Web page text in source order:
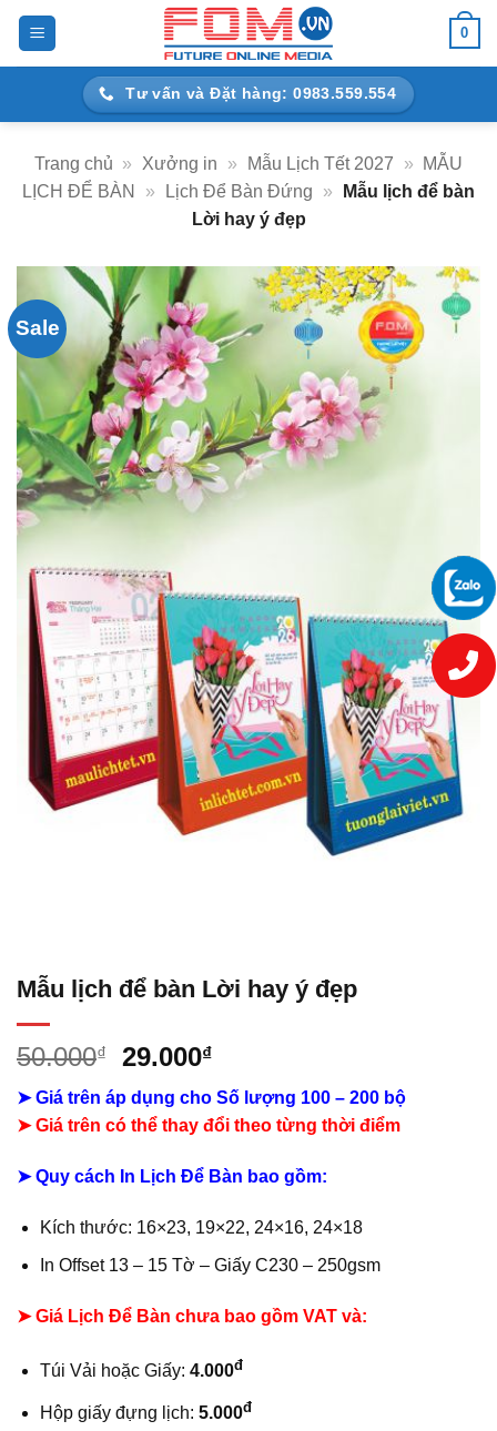
Bỏ
nội
0
Tư vấn và Đặt hàng: 0983.559.554
Trang chủ » Xưởng in » Mẫu Lịch Tết 2027 »
MẪU
LỊCH ĐỂ BÀN
» Lịch Để Bàn Đứng »
Mẫu lịch để bàn
Lời hay ý đẹp
Sale
Mẫu lịch để bàn Lời hay ý đẹp
50.000₫
Giá
là:
50.000₫.
29.000₫Giá
hiện
tại
là:
29.000₫.
➤ Giá trên áp dụng cho Số lượng 100 – 200 bộ
➤Giá trên có thể thay đổi theo từng thời điểm
➤ Quy cách In Lịch Để Bàn bao gồm:
Kích thước: 16×23, 19×22, 24×16, 24×18
In Offset 13 – 15 Tờ – Giấy C230 – 250gsm
➤ Giá Lịch Để Bàn chưa bao gồm VAT và:
Túi Vải hoặc Giấy: 4.000đ
Hộp giấy đựng lịch: 5.000đ